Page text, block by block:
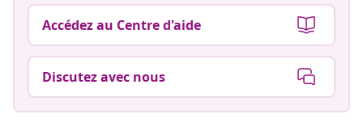
Accédez au Centre d'aide
Discutez avec nous